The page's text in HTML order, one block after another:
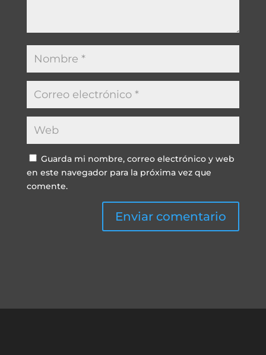
Guarda mi nombre, correo electrónico y web
en este navegador para la próxima vez que
comente.
Enviar comentario